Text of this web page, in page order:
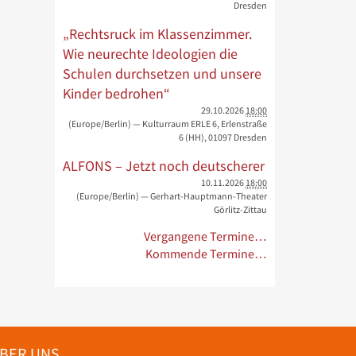
Dresden
„Rechtsruck im Klassenzimmer.
Wie neurechte Ideologien die
Schulen durchsetzen und unsere
Kinder bedrohen“
29.10.2026 18:00
(Europe/Berlin) — Kulturraum ERLE 6, Erlenstraße
6 (HH), 01097 Dresden
ALFONS – Jetzt noch deutscherer
10.11.2026 18:00
(Europe/Berlin) — Gerhart-Hauptmann-Theater
Görlitz-Zittau
Vergangene Termine…
Kommende Termine…